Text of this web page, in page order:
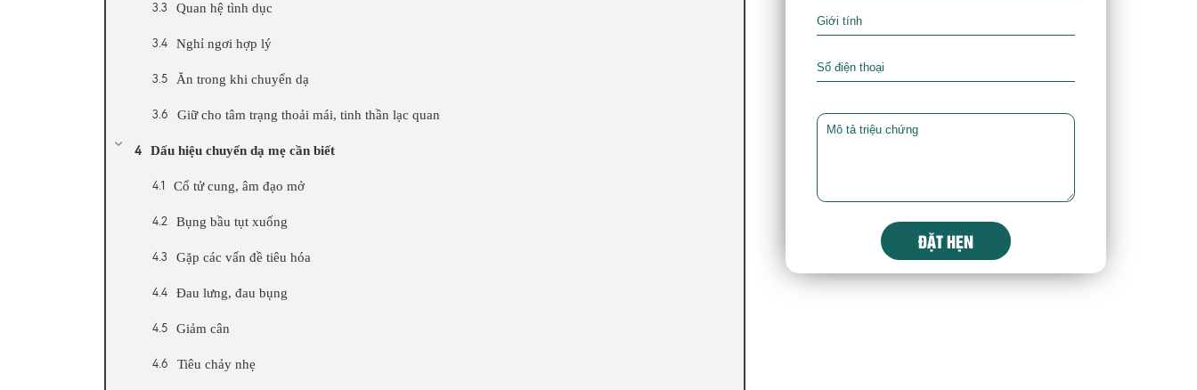
Quan hệ tình dục
Nghỉ ngơi hợp lý
Ăn trong khi chuyển dạ
Giữ cho tâm trạng thoải mái, tinh thần lạc quan
Dấu hiệu chuyển dạ mẹ cần biết
Cổ tử cung, âm đạo mở
Bụng bầu tụt xuống
Gặp các vấn đề tiêu hóa
Đau lưng, đau bụng
Giảm cân
Tiêu chảy nhẹ
ĐẶT HẸN